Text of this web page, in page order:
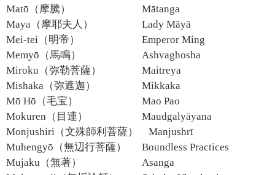
Matō（摩騰）
Mātanga
Maya（摩耶夫人）
Lady Māyā
Mei-tei（明帝）
Emperor Ming
Memyō（馬鳴）
Ashvaghosha
Miroku（弥勒菩薩）
Maitreya
Mishaka（弥遮迦）
Mikkaka
Mō Hō（毛宝）
Mao Pao
Mokuren（目連）
Maudgalyāyana
Monjushiri（文殊師利菩薩）
Manjushrī
Muhengyō（無辺行菩薩）
Boundless Practices
Mujaku（無著）
Asanga